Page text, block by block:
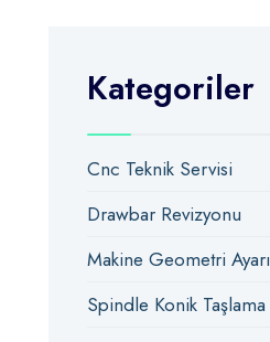
Kategoriler
Cnc Teknik Servisi
Drawbar Revizyonu
Makine Geometri Ayarı
Spindle Konik Taşlama